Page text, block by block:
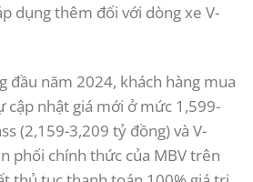
dụng thêm đối với dòng xe V-
đầu năm 2024, khách hàng mua
cập nhật giá mới ở mức 1,599-
(2,159-3,209 tỷ đồng) và V-
phối chính thức của MBV trên